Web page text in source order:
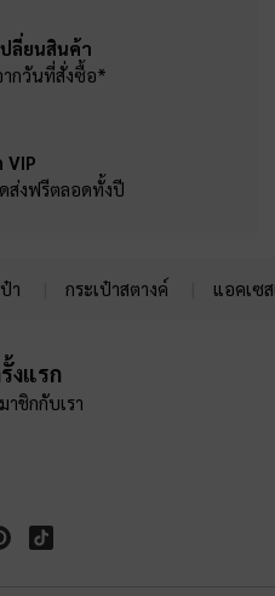
ลี่ยนสินค้า
กวันที่สั่งซื้อ*
ส่งฟรีตลอดทั้งปี
า กระเป๋าสตางค์ แอคเซ
งแรก
าชิกกับเรา